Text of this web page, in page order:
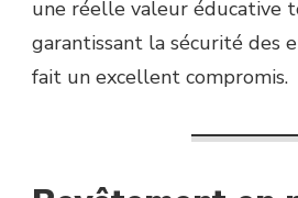
une réelle valeur éducative
garantissant la sécurité des
fait un excellent compromis.